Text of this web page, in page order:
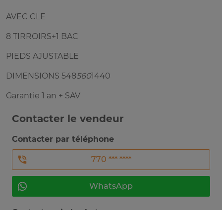
AVEC CLE
8 TIRROIRS+1 BAC
PIEDS AJUSTABLE
DIMENSIONS 5485601440
Garantie 1 an + SAV
Contacter le vendeur
Contacter par téléphone
770 *** ****
WhatsApp